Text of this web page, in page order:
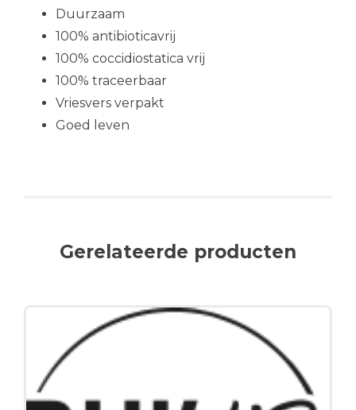
Duurzaam
100% antibioticavrij
100% coccidiostatica vrij
100% traceerbaar
Vriesvers verpakt
Goed leven
Gerelateerde producten